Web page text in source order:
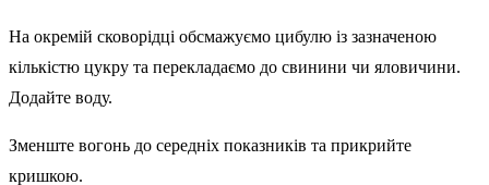
На окремій сковорідці обсмажуємо цибулю із зазначеною
кількістю цукру та перекладаємо до свинини чи яловичини.
Додайте воду.
Зменште вогонь до середніх показників та прикрийте
кришкою.